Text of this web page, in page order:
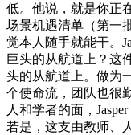
低。他说，就是你正
场景机遇清单（第一
觉本人随手就能干。
巨头的从航道上？这
头的从航道上。做为
个使命流，团队也很
人和学者的面，
若是，这支由教师、